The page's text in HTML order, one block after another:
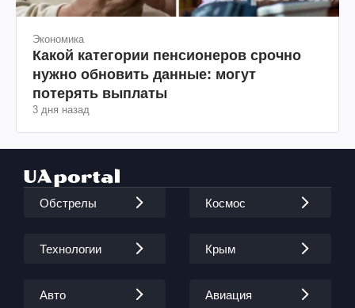
Экономика
Какой категории пенсионеров срочно
нужно обновить данные: могут
потерять выплаты
3 дня назад
Обстрелы Космос
Технологии Крым
Авто Авиация